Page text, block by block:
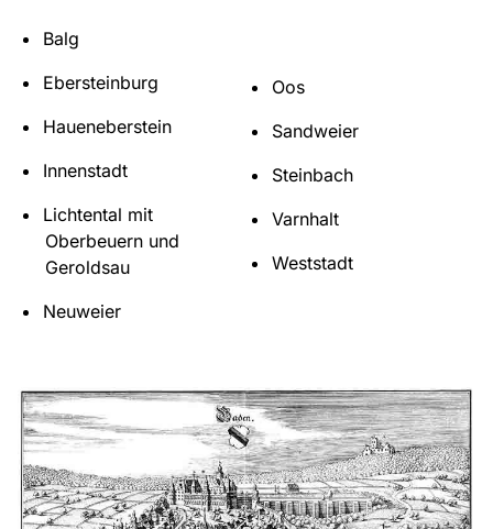
Balg
Ebersteinburg
Haueneberstein
Innenstadt
Lichtental mit
Oberbeuern und
Geroldsau
Neuweier
Oos
Sandweier
Steinbach
Varnhalt
Weststadt